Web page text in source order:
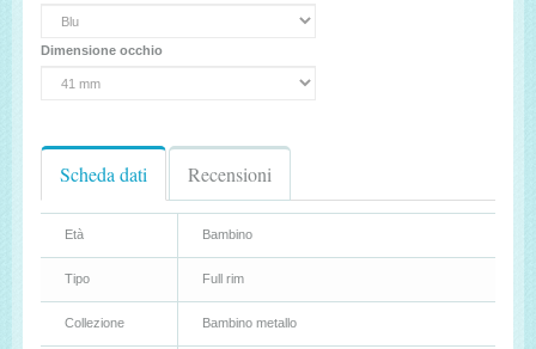
Dimensione occhio
Scheda dati Recensioni
Età Bambino
Tipo Full rim
Collezione Bambino metallo